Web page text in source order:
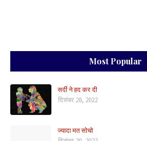
Most Popular
सर्दी ने हद कर दी
दिसंबर 28, 2022
ज्यादा मत सोचो